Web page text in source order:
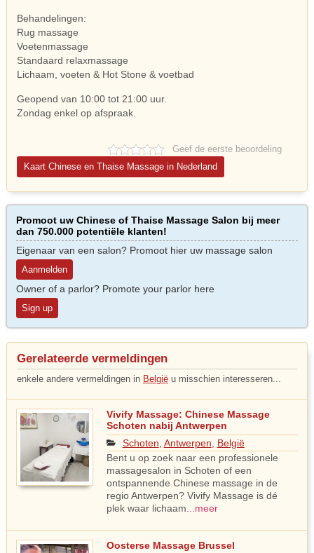
Behandelingen:
Rug massage
Voetenmassage
Standaard relaxmassage
Lichaam, voeten & Hot Stone & voetbad
Geopend van 10:00 tot 21:00 uur.
Zondag enkel op afspraak.
Geef de eerste beoordeling
Kaart Chinese en Thaise Massage in Nederland
Promoot uw Chinese of Thaise Massage Salon bij meer
dan 750.000 potentiële klanten!
Eigenaar van een salon? Promoot hier uw massage salon
Aanmelden
Owner of a parlor? Promote your parlor here
Sign up
Gerelateerde vermeldingen
enkele andere vermeldingen in België u misschien interesseren...
Vivify Massage: Chinese Massage
Schoten nabij Antwerpen
Schoten Antwerpen
België
Bent u op zoek naar een professionele
massagesalon in Schoten of een
ontspannende Chinese massage in de
regio Antwerpen? Vivify Massage is dé
plek waar lichaam ...meer
Oosterse Massage Brussel